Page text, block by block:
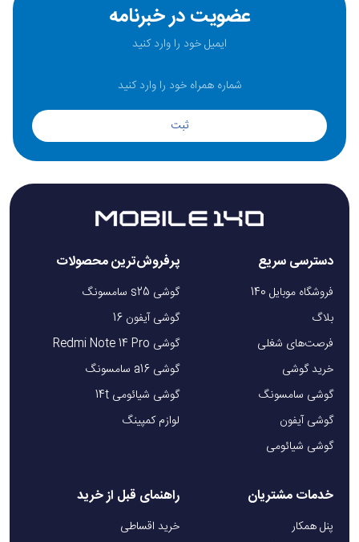
عضویت در خبرنامه
ثبت
دسترسی سریع
فروشگاه موبایل 140
بلاگ
فرصت‌های شغلی
خرید گوشی
گوشی سامسونگ
گوشی آیفون
گوشی شیائومی
پرفروش‌ترین محصولات
گوشی s25 سامسونگ
گوشی آیفون 16
گوشی Redmi Note 14 Pro
گوشی a16 سامسونگ
گوشی شیائومی 14t
لوازم کمپینگ
خدمات مشتریان
پنل همکار
راهنمای قبل از خرید
خرید اقساطی